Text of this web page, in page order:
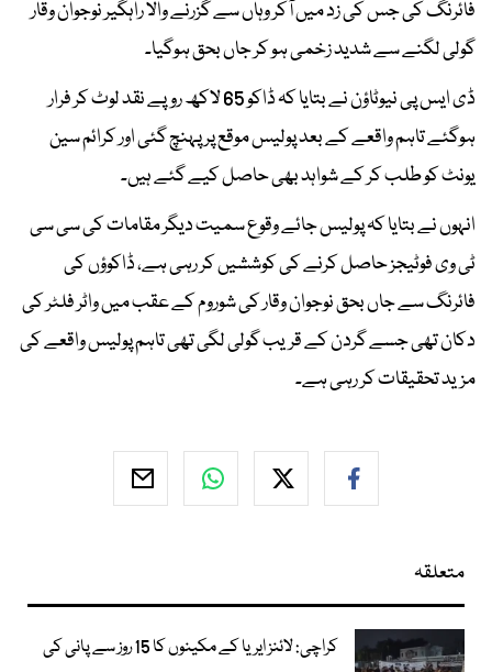
فائرنگ کی جس کی زد میں آکر وہاں سے گزرنے والا راہگیر نوجوان وقار
گولی لگنے سے شدید زخمی ہو کر جاں بحق ہوگیا۔
ڈی ایس پی نیوٹاؤن نے بتایا کہ ڈاکو 65 لاکھ روپے نقد لوٹ کر فرار
ہوگئے تاہم واقعے کے بعد پولیس موقع پر پہنچ گئی اور کرائم سین
یونٹ کو طلب کر کے شواہد بھی حاصل کیے گئے ہیں۔
انہوں نے بتایا کہ پولیس جائے وقوع سمیت دیگر مقامات کی سی سی
ٹی وی فوٹیجز حاصل کرنے کی کوششیں کر رہی ہے، ڈاکوؤں کی
فائرنگ سے جاں بحق نوجوان وقار کی شوروم کے عقب میں واٹر فلٹر کی
دکان تھی جسے گردن کے قریب گولی لگی تھی تاہم پولیس واقعے کی
مزید تحقیقات کر رہی ہے۔
متعلقہ
کراچی: لائنز ایریا کے مکینوں کا 15 روز سے پانی کی